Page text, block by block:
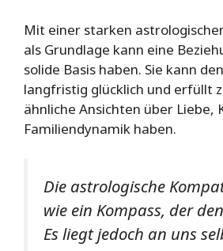
Mit einer starken
als Grundlage kann eine
solide Basis haben. Sie kann
langfristig glücklich und erfüllt
ähnliche Ansichten über Liebe,
Familiendynamik haben.
Die astrologische
wie ein Kompass, der
Es liegt jedoch an uns